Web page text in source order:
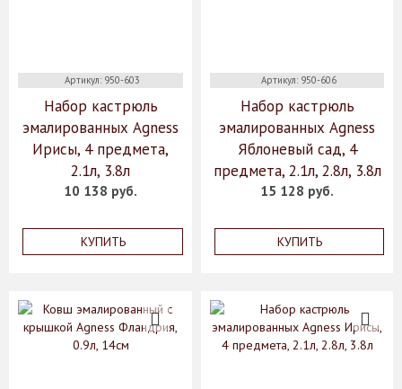
Артикул: 950-603
Набор кастрюль
эмалированных Agness
Ирисы, 4 предмета,
2.1л, 3.8л
10 138 руб.
КУПИТЬ
Артикул: 950-606
Набор кастрюль
эмалированных Agness
Яблоневый сад, 4
предмета, 2.1л, 2.8л, 3.8л
15 128 руб.
КУПИТЬ